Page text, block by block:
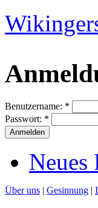
Benutzername: *
Passwort: *
Neues
Über uns | Gesinnung |